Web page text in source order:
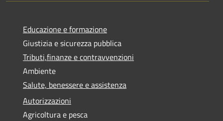
Educazione e formazione
Giustizia e sicurezza pubblica
Tributi,finanze e contravvenzioni
Ambiente
Salute, benessere e assistenza
Autorizzazioni
Agricoltura e pesca